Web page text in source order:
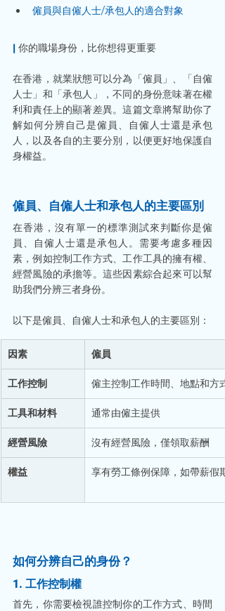
僱員與自僱人士/承包人的適合對象
| 你的職場身份，比你想得更重要
在香港，就業狀態可以分為「僱員」、「自僱
人士」和「承包人」，不同的身份意味著在權
利和責任上的顯著差異。這篇文章將幫助你了
解如何分辨自己是僱員、自僱人士還是承包
人，以及各自的主要分別，以便更好地保護自
身權益。
僱員、自僱人士和承包人的主要區別
在香港，沒有單一的標準測試來判斷你是僱
員、自僱人士還是承包人。需要考慮多種因
素，例如控制工作方式、工作工具的擁有權、
經營風險的承擔等。這些因素綜合起來可以幫
助我們分辨三者身份。
以下是僱員、自僱人士和承包人的主要區別：
因素 僱員
工作控制 僱主控制工作時間、地點和方式
工具和材料 通常由僱主提供
經營風險 沒有經營風險，僅領取薪酬
權益 享有勞工條例保障，如帶薪假
如何分辨自己的身份？
1. 工作控制權
首先，你需要檢視誰控制你的工作方式、時間